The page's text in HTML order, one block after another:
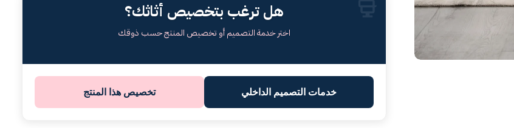
هل ترغب بتخصيص أثاثك؟
اختر خدمة التصميم أو تخصيص المنتج حسب ذوقك
خدمات التصميم الداخلي تخصيص هذا المنتج